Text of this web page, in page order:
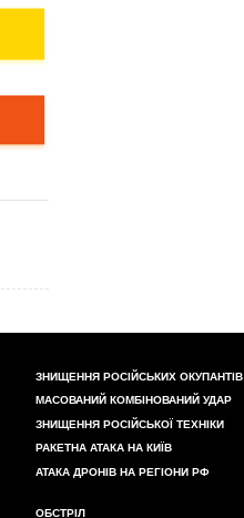
ЗНИЩЕННЯ РОСІЙСЬКИХ ОКУПАНТІВ
МАСОВАНИЙ КОМБІНОВАНИЙ УДАР
ЗНИЩЕННЯ РОСІЙСЬКОЇ ТЕХНІКИ
РАКЕТНА АТАКА НА КИЇВ
АТАКА ДРОНІВ НА РЕГІОНИ РФ
ОБСТРІЛ